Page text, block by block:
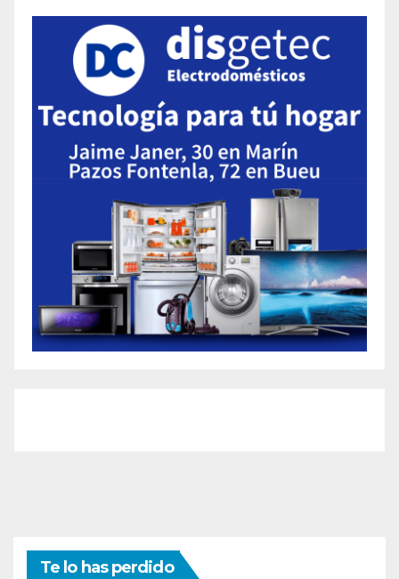
Te lo has perdido